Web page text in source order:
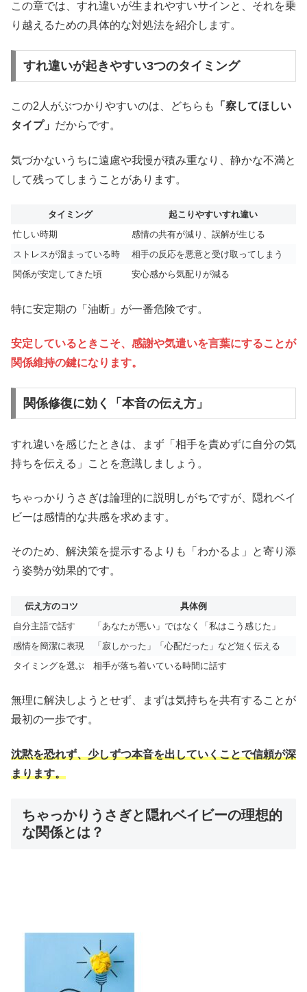
この章では、すれ違いが生まれやすいサインと、それを乗
り越えるための具体的な対処法を紹介します。
すれ違いが起きやすい3つのタイミング
この2人がぶつかりやすいのは、どちらも
「察してほしい
タイプ」 だからです。
気づかないうちに遠慮や我慢が積み重なり、静かな不満と
して残ってしまうことがあります。
タイミング
起こりやすいすれ違い
忙しい時期
感情の共有が減り、誤解が生じる
ストレスが溜まっている時
相手の反応を悪意と受け取ってしまう
関係が安定してきた頃
安心感から気配りが減る
特に安定期の「油断」が一番危険です。
安定しているときこそ、感謝や気遣いを言葉にすることが
関係維持の鍵になります。
関係修復に効く「本音の伝え方」
すれ違いを感じたときは、まず「相手を責めずに自分の気
持ちを伝える」ことを意識しましょう。
ちゃっかりうさぎは論理的に説明しがちですが、隠れベイ
ビーは感情的な共感を求めます。
そのため、解決策を提示するよりも「わかるよ」と寄り添
う姿勢が効果的です。
伝え方のコツ
具体例
自分主語で話す
「あなたが悪い」ではなく「私はこう感じた」
感情を簡潔に表現
「寂しかった」「心配だった」など短く伝える
タイミングを選ぶ
相手が落ち着いている時間に話す
無理に解決しようとせず、まずは気持ちを共有することが
最初の一歩です。
沈黙を恐れず、少しずつ本音を出していくことで信頼が深
まります。
ちゃっかりうさぎと隠れベイビーの理想的
な関係とは？